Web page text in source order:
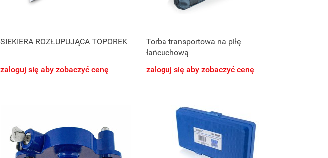
SIEKIERA ROZŁUPUJĄCA TOPOREK
zaloguj się aby zobaczyć cenę
Torba transportowa na piłę
łańcuchową
zaloguj się aby zobaczyć cenę